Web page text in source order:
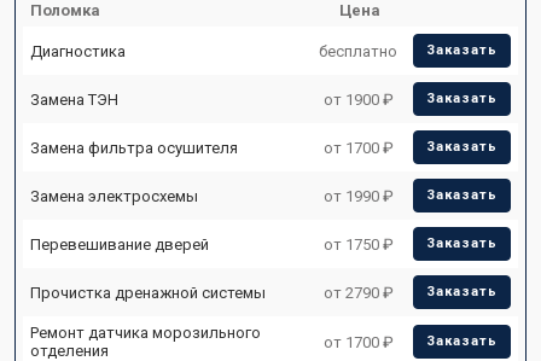
Поломка Цена
Диагностика бесплатно Заказать
Замена ТЭН от 1900 ₽ Заказать
Замена фильтра осушителя от 1700 ₽ Заказать
Замена электросхемы от 1990 ₽ Заказать
Перевешивание дверей от 1750 ₽ Заказать
Прочистка дренажной системы от 2790 ₽ Заказать
Ремонт датчика морозильного
отделения
от 1700 ₽ Заказать